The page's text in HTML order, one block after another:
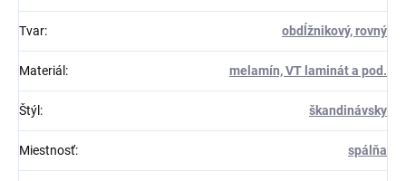
Tvar: obdĺžnikový, rovný
Materiál : melamín, VT laminát a pod.
Štýl : škandinávsky
Miestnosť: spálňa